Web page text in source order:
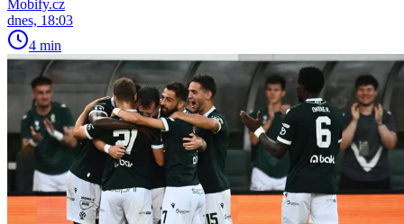
Mobify.cz
dnes, 18:03
4 min